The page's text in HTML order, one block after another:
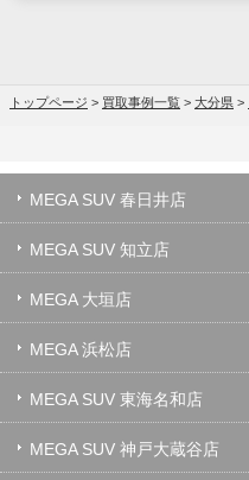
トップページ > 買取事例一覧 > 大分県 >
MEGA SUV 春日井店
MEGA SUV 知立店
MEGA 大垣店
MEGA 浜松店
MEGA SUV 東海名和店
MEGA SUV 神戸大蔵谷店